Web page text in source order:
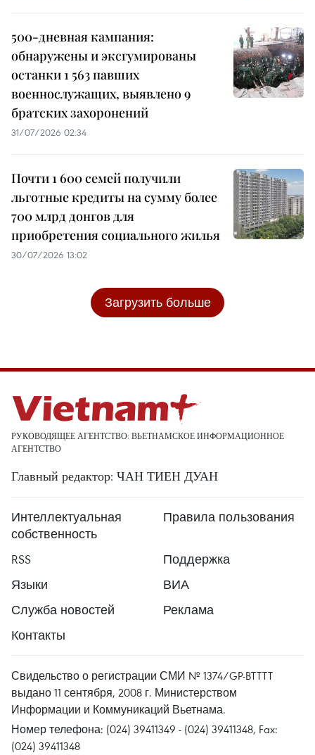
500-дневная кампания:
обнаружены и эксгумированы
останки 1 563 павших
военнослужащих, выявлено 9
братских захоронений
31/07/2026 02:34
Почти 1 600 семей получили
льготные кредиты на сумму более
700 млрд донгов для
приобретения социального жилья
30/07/2026 13:02
Загрузить больше
РУКОВОДЯЩЕЕ АГЕНТСТВО: ВЬЕТНАМСКОЕ ИНФОРМАЦИОННОЕ
АГЕНТСТВО
Главный редактор: ЧАН ТИЕН ДУАН
Интеллектуальная
собственность
Правила пользования
RSS
Поддержка
Языки
ВИА
Служба новостей
Реклама
Контакты
Свидельство о регистрации СМИ № 1374/GP-BTTTT
выдано 11 сентября, 2008 г. Министерством
Информации и Коммуникаций Вьетнама.
Номер телефона: (024) 39411349 - (024) 39411348, Fax:
(024) 39411348